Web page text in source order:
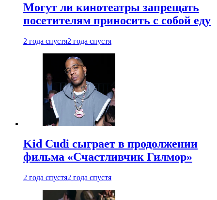
Могут ли кинотеатры запрещать
посетителям приносить с собой еду
2 года спустя2 года спустя
Kid Cudi сыграет в продолжении
фильма «Счастливчик Гилмор»
2 года спустя2 года спустя